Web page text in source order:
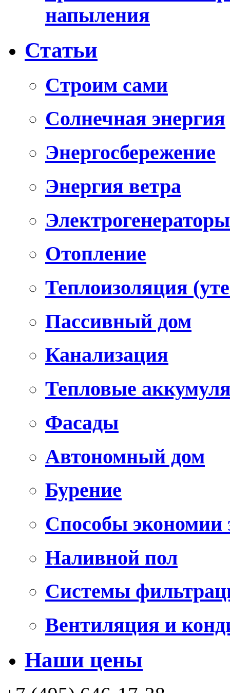
напыления
Статьи
Cтроим сами
Солнечная энергия
Энергосбережение
Энергия ветра
Электрогенераторы
Отопление
Теплоизоляция
Пассивный дом
Канализация
Тепловые
Фасады
Автономный дом
Бурение
Способы экономии
Наливной пол
Системы
Вентиляция и
Наши цены